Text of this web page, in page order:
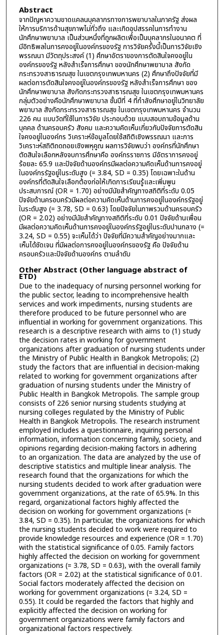
Abstract
จากปัญหาความขาดแคลนบุคลากรทางการพยาบาลในภาครัฐ ส่งผล
ให้การบริการด้านสุขภาพไม่ทั่วถึง และเกิดอุปสรรคในการทำงาน
นักศึกษาพยาบาล เป็นส่วนหนึ่งที่ถูกผลิตเพื่อเป็นบุคลากรในอนาคต ที่
มีอิทธิพลในการคงอยู่ในองค์กรของรัฐ การวิจัยครั้งนี้เป็นการวิจัยเชิง
พรรณนา มีวัตถุประสงค์ (1) ศึกษาอัตราของการตัดสินใจคงอยู่ใน
องค์กรของรัฐ หลังสำเร็จการศึกษา ของนักศึกษาพยาบาล สังกัด
กระทรวงสาธารณสุข ในเขตกรุงเทพมหานคร (2) ศึกษาถึงปัจจัยที่มี
ผลต่อการตัดสินใจคงอยู่ในองค์กรของรัฐ หลังสำเร็จการศึกษา ของ
นักศึกษาพยาบาล สังกัดกระทรวงสาธารณสุข ในเขตกรุงเทพมหานคร
กลุ่มตัวอย่างคือนักศึกษาพยาบาล ชั้นปีที่ 4 ที่กำลังศึกษาอยู่ในวิทยาลัย
พยาบาล สังกัดกระทรวงสาธารณสุข ในเขตกรุงเทพมหานคร จำนวน
226 คน แบบวัดที่ใช้ในการวิจัย ประกอบด้วย แบบสอบถามข้อมูลด้าน
บุคคล ด้านครอบครัว สังคม และความคิดเห็นเกี่ยวกับปัจจัยการตัดสิน
ใจคงอยู่ในองค์กร วิเคราะห์ข้อมูลโดยใช้สถิติเชิงพรรณนา และการ
วิเคราะห์สถิติถดถอยเชิงพหุคูณ ผลการวิจัยพบว่า องค์กรที่นักศึกษา
ตัดสินใจเลือกหลังจบการศึกษาคือ องค์กรราชการ มีอัตราการคงอยู่
ร้อยละ 65.9 และปัจจัยด้านองค์กรมีผลต่อความคิดเห็นด้านการคงอยู่
ในองค์กรรัฐอยู่ในระดับสูง (= 3.84, SD = 0.35) โดยเฉพาะในด้าน
องค์กรที่ตัดสินใจเลือกต้องก่อให้เกิดการเรียนรู้และเพิ่มพูน
ประสบการณ์ (OR = 1.70) อย่างมีนัยสำคัญทางสถิติที่ระดับ 0.05
ปัจจัยด้านครอบครัวมีผลต่อความคิดเห็นด้านการคงอยู่ในองค์กรรัฐอยู่
ในระดับสูง (= 3.78, SD = 0.63) โดยปัจจัยในภาพรวมด้านครอบครัว
(OR = 2.02) อย่างมีนัยสำคัญทางสถิติที่ระดับ 0.01 ปัจจัยด้านเพื่อน
มีผลต่อความคิดเห็นด้านการคงอยู่ในองค์กรรัฐอยู่ในระดับปานกลาง (=
3.24, SD = 0.55) จะเห็นได้ว่า ปัจจัยที่มีความสำคัญอย่างมากและ
เห็นได้ชัดเจน ที่มีผลต่อการคงอยู่ในองค์กรของรัฐ คือ ปัจจัยด้าน
ครอบครัวและปัจจัยด้านองค์กร ตามลำดับ
Other Abstract (Other language abstract of
ETD)
Due to the inadequacy of nursing personnel working for
the public sector, leading to incomprehensive health
services and work impediments, nursing students are
therefore produced to be future personnel who are
influential in working for government organizations. This
research is a descriptive research with aims to (1) study
the decision rates in working for government
organizations after graduation of nursing students under
the Ministry of Public Health in Bangkok Metropolis; (2)
study the factors that are influential in decision-making
related to working for government organizations after
graduation of nursing students under the Ministry of
Public Health in Bangkok Metropolis. The sample group
consists of 226 senior nursing students studying at
nursing colleges regulated by the Ministry of Public
Health in Bangkok Metropolis. The research instrument
employed includes a questionnaire, inquiring personal
information, information concerning family, society, and
opinions regarding decision-making factors in adhering
to an organization. The data are analyzed by the use of
descriptive statistics and multiple linear analysis. The
research found that the organizations for which the
nursing students decided to work after graduation were
government organizations, at the rate of 65.9%. In this
regard, organizational factors highly affected the
decision on working for government organizations (=
3.84, SD = 0.35). In particular, the organizations for which
the nursing students decided to work were required to
provide knowledge resources and experience (OR = 1.70)
with the statistical significance of 0.05. Family factors
highly affected the decision on working for government
organizations (= 3.78, SD = 0.63), with the overall family
factors (OR = 2.02) at the statistical significance of 0.01.
Social factors moderately affected the decision on
working for government organizations (= 3.24, SD =
0.55). It could be regarded the factors that highly and
explicitly affected the decision on working for
government organizations were family factors and
organizational factors respectively.